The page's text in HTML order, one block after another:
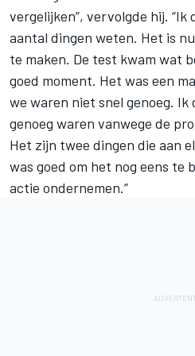
vergelijken”, vervolgde hij. “Ik
aantal dingen weten. Het is
te maken. De test kwam wat
goed moment. Het was een
we waren niet snel genoeg.
genoeg waren vanwege de
Het zijn twee dingen die aan
was goed om het nog eens te
actie ondernemen.”